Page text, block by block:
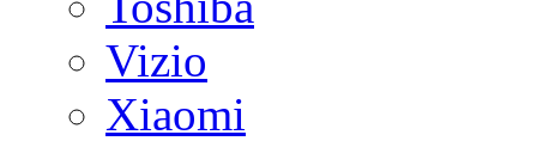
Vizio
Xiaomi